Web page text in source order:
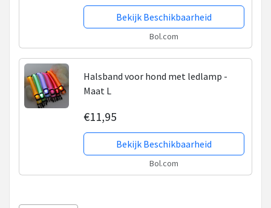
Bekijk Beschikbaarheid
Bol.com
Halsband voor hond met ledlamp -
Maat L
€11,95
Bekijk Beschikbaarheid
Bol.com